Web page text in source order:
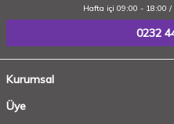
Hafta içi 09:00 - 18:00
0232
Kurumsal
Üye